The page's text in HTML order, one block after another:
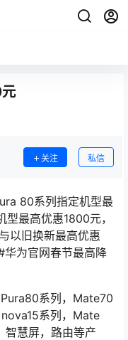
关注 私信
80系列指定机型最
最高优惠1800元，
以旧换新最高优惠
华为官网春节最高降
系列，Mate70
系列，Mate
智慧屏，路由等产